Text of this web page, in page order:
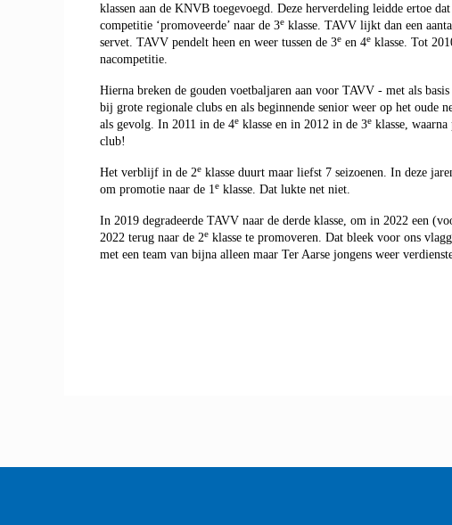
klassen aan de KNVB toegevoegd. Deze herverdeling leidde ertoe
competitie ‘promoveerde’ naar de 3e klasse. TAVV lijkt dan een
servet. TAVV pendelt heen en weer tussen de 3e en 4e klasse. Tot
nacompetitie.
Hierna breken de gouden voetbaljaren aan voor TAVV - met als
bij grote regionale clubs en als beginnende senior weer op het oude
als gevolg. In 2011 in de 4e klasse en in 2012 in de 3e klasse,
club!
Het verblijf in de 2e klasse duurt maar liefst 7 seizoenen. In deze
om promotie naar de 1e klasse. Dat lukte net niet.
In 2019 degradeerde TAVV naar de derde klasse, om in 2022 een
2022 terug naar de 2e klasse te promoveren. Dat bleek voor ons
met een team van bijna alleen maar Ter Aarse jongens weer